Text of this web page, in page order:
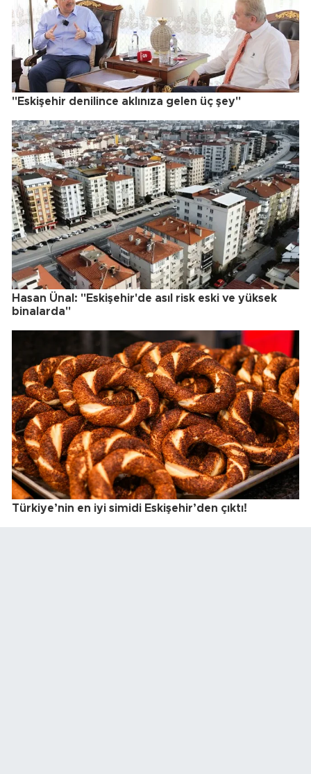
"Eskişehir denilince aklınıza gelen üç şey"
Hasan Ünal: "Eskişehir'de asıl risk eski ve yüksek
binalarda"
Türkiye’nin en iyi simidi Eskişehir’den çıktı!